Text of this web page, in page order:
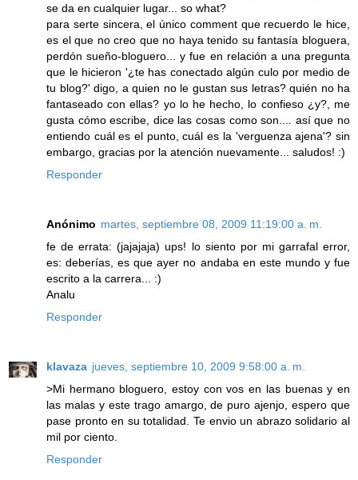
se da en cualquier lugar... so what?
para serte sincera, el único comment que recuerdo le hice,
es el que no creo que no haya tenido su fantasía bloguera,
perdón sueño-bloguero... y fue en relación a una pregunta
que le hicieron '¿te has conectado algún culo por medio de
tu blog?' digo, a quien no le gustan sus letras? quién no ha
fantaseado con ellas? yo lo he hecho, lo confieso ¿y?, me
gusta cómo escribe, dice las cosas como son.... así que no
entiendo cuál es el punto, cuál es la 'verguenza ajena'? sin
embargo, gracias por la atención nuevamente... saludos! :)
Responder
Anónimo martes, septiembre 08, 2009 11:19:00 a. m.
fe de errata: (jajajaja) ups! lo siento por mi garrafal error,
es: deberías, es que ayer no andaba en este mundo y fue
escrito a la carrera... :)
Analu
Responder
klavaza jueves, septiembre 10, 2009 9:58:00 a. m.
>Mi hermano bloguero, estoy con vos en las buenas y en
las malas y este trago amargo, de puro ajenjo, espero que
pase pronto en su totalidad. Te envio un abrazo solidario al
mil por ciento.
Responder